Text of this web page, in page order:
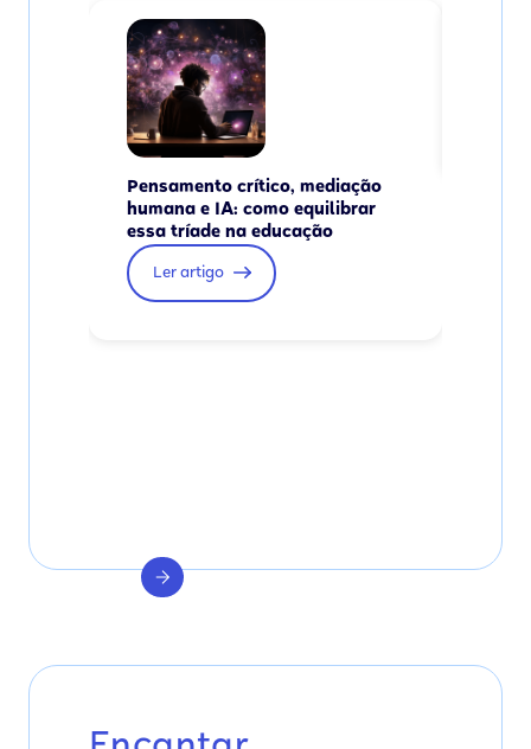
Pensamento crítico, mediação
humana e IA: como equilibrar
essa tríade na educação
Ler artigo